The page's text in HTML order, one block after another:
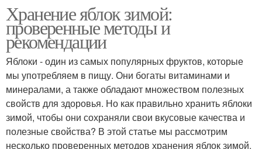
Хранение яблок зимой:
проверенные методы и
рекомендации
Яблоки - один из самых популярных фруктов, которые
мы употребляем в пищу. Они богаты витаминами и
минералами, а также обладают множеством полезных
свойств для здоровья. Но как правильно хранить яблоки
зимой, чтобы они сохраняли свои вкусовые качества и
полезные свойства? В этой статье мы рассмотрим
несколько проверенных методов хранения яблок зимой.